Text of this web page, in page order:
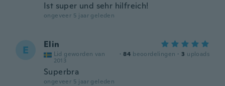
Ist super und sehr hilfreich!
ongeveer 5 jaar geleden
E Elin
Lid geworden van
2013
· 84 beoordelingen · 3 uploads
Superbra
ongeveer 5 jaar geleden